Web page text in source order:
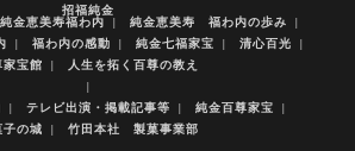
招福純金
純金恵美寿福わ内
純金恵美寿 福わ内の歩み
福わ内の感動 純金七福家宝
清心百光
家宝館
人生を拓く百尊の教え
テレビ出演・掲載記事等
純金百尊家宝
子の城
竹田本社 製菓事業部